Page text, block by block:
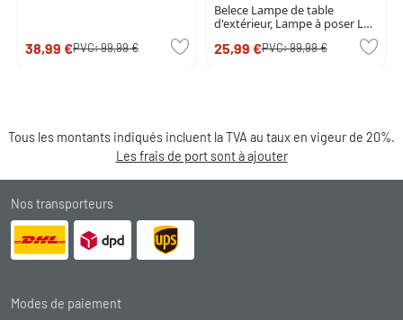
38,99 €PVC:99,99 €
Belece Lampe de table
d'extérieur, Lampe à poser LED
25,99 €PVC:99,99 €
Tous les montants indiqués incluent la TVA au taux en vigeur de 20%.
Les frais de port sont à ajouter
Nos transporteurs
Modes de paiement